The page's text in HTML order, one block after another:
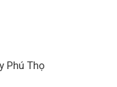
Phú Thọ